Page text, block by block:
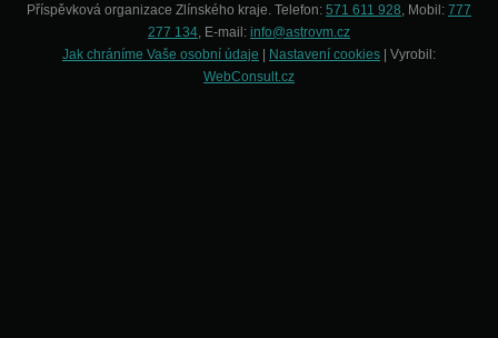
Příspěvková organizace Zlínského kraje. Telefon: 571 611 928 , Mobil: 777
277 134 , E-mail: info@astrovm.cz
Jak chráníme Vaše osobní údaje | Nastavení cookies | Vyrobil:
WebConsult.cz